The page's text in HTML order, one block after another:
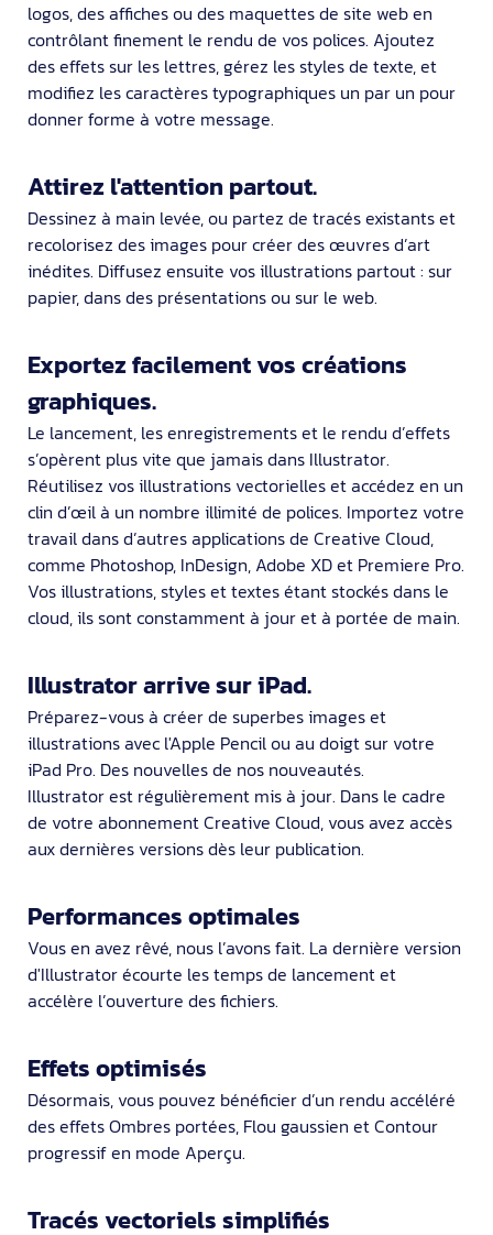
logos, des affiches ou des maquettes de site web en
contrôlant finement le rendu de vos polices. Ajoutez
des effets sur les lettres, gérez les styles de texte, et
modifiez les caractères typographiques un par un pour
donner forme à votre message.
Attirez l'attention partout.
Dessinez à main levée, ou partez de tracés existants et
recolorisez des images pour créer des œuvres d’art
inédites. Diffusez ensuite vos illustrations partout : sur
papier, dans des présentations ou sur le web.
Exportez facilement vos créations
graphiques.
Le lancement, les enregistrements et le rendu d’effets
s’opèrent plus vite que jamais dans Illustrator.
Réutilisez vos illustrations vectorielles et accédez en un
clin d’œil à un nombre illimité de polices. Importez votre
travail dans d’autres applications de Creative Cloud,
comme Photoshop, InDesign, Adobe XD et Premiere Pro.
Vos illustrations, styles et textes étant stockés dans le
cloud, ils sont constamment à jour et à portée de main.
Illustrator arrive sur iPad.
Préparez-vous à créer de superbes images et
illustrations avec l'Apple Pencil ou au doigt sur votre
iPad Pro. Des nouvelles de nos nouveautés.
Illustrator est régulièrement mis à jour. Dans le cadre
de votre abonnement Creative Cloud, vous avez accès
aux dernières versions dès leur publication.
Performances optimales
Vous en avez rêvé, nous l’avons fait. La dernière version
d'Illustrator écourte les temps de lancement et
accélère l’ouverture des fichiers.
Effets optimisés
Désormais, vous pouvez bénéficier d’un rendu accéléré
des effets Ombres portées, Flou gaussien et Contour
progressif en mode Aperçu.
Tracés vectoriels simplifiés